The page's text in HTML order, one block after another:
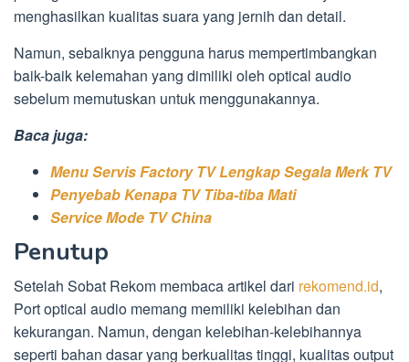
menghasilkan kualitas suara yang jernih dan detail.
Namun, sebaiknya pengguna harus mempertimbangkan
baik-baik kelemahan yang dimiliki oleh optical audio
sebelum memutuskan untuk menggunakannya.
Baca juga:
Menu Servis Factory TV Lengkap Segala Merk TV
Penyebab Kenapa TV Tiba-tiba Mati
Service Mode TV China
Penutup
Setelah Sobat Rekom membaca artikel dari rekomend.id,
Port optical audio memang memiliki kelebihan dan
kekurangan. Namun, dengan kelebihan-kelebihannya
seperti bahan dasar yang berkualitas tinggi, kualitas output